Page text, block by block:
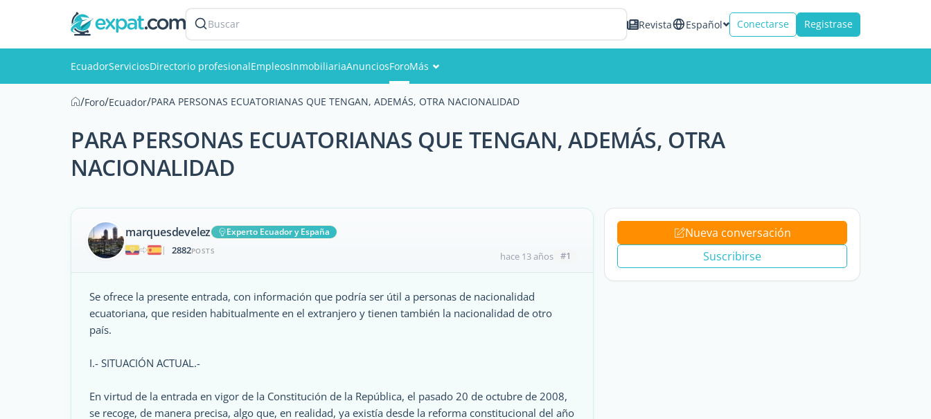
Buscar Revista Español Conectarse Registrase
EcuadorServiciosDirectorio profesionalEmpleosInmobiliariaAnunciosForoMás
Eventos
Miembros
/Foro/Ecuador/PARA PERSONAS ECUATORIANAS QUE TENGAN, ADEMÁS, OTRA NACIONALIDAD
PARA PERSONAS ECUATORIANAS QUE TENGAN, ADEMÁS, OTRA
NACIONALIDAD
marquesdevelez
Experto Ecuador y España
|
2882POSTS hace 13 años #1
Se ofrece la presente entrada, con información que podría ser útil a personas de nacionalidad
ecuatoriana, que residen habitualmente en el extranjero y tienen también la nacionalidad de otro
país.
I.- SITUACIÓN ACTUAL.-
En virtud de la entrada en vigor de la Constitución de la República, el pasado 20 de octubre de 2008,
se recoge, de manera precisa, algo que, en realidad, ya existía desde la reforma constitucional del año
Nueva conversación
Suscribirse